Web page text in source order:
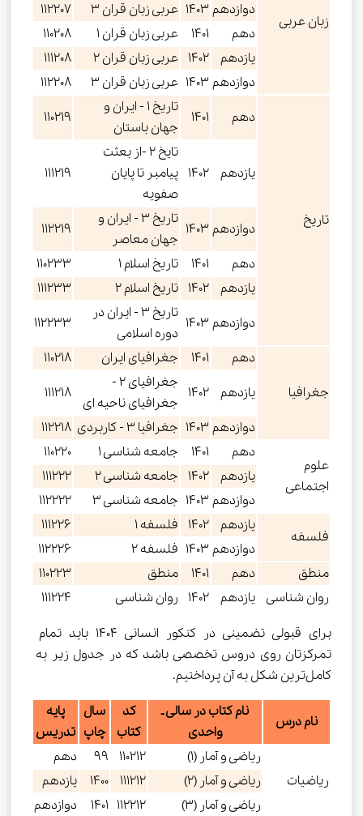
زبان عربی
دوازدهم 1403 عربی زبان قران 3
112207
دهم
1401 عربی زبان قران 1
110208
یازدهم
1402 عربی زبان قران 2
111208
دوازدهم 1403 عربی زبان قران 3 112208
تاریخ
دهم 1401
تاریخ 1 - ایران و
جهان باستان
110219
یازدهم 1402
تایخ 2 -از بعثت
پیامبر تا پایان
صفویه
111219
دوازدهم 1403
تاریخ 3 - ایران و
جهان معاصر
112219
دهم
1401 تاریخ اسلام 1
110233
یازدهم
1402 تاریخ اسلام 2
111233
دوازدهم 1403
تاریخ 3 - ایران در
دوره اسلامی
112233
جغرافیا
دهم 1401 جغرافیای ایران
110218
یازدهم
1402
جغرافیای 2 -
جغرافیای ناحیه ای
111218
دوازدهم 1403 جغرافیا 3 - کاربردی 112218
علوم
اجتماعی
دهم 1401 جامعه شناسی 1
110220
یازدهم
1402 جامعه شناسی 2
111222
دوازدهم 1403 جامعه شناسی 3 112222
فلسفه
یازدهم 1402 فلسفه 1
111226
دوازدهم 1403 فلسفه 2
112226
منطق
دهم 1401 منطق
110223
روان شناسی
یازدهم 1402 روان شناسی
111224
برای قبولی تضمینی در کنکور انسانی 1404 باید تمام
تمرکزتان روی دروس تخصصی باشد که در جدول زیر به
کامل‌ترین شکل به آن پرداختیم.
نام درس
نام کتاب در سالی ـ
واحدی
کد
کتاب
سال
چاپ
پایه
تدریس
ریاضیات
ریاضی و آمار (1) 110212
99
دهم
ریاضی و آمار (2)
111212
1400
یازدهم
ریاضی و آمار (3)
112212
1401
دوازدهم